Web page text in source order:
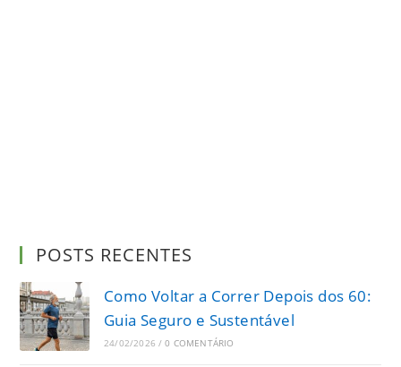
POSTS RECENTES
Como Voltar a Correr Depois dos 60:
Guia Seguro e Sustentável
24/02/2026 / 0 COMENTÁRIO